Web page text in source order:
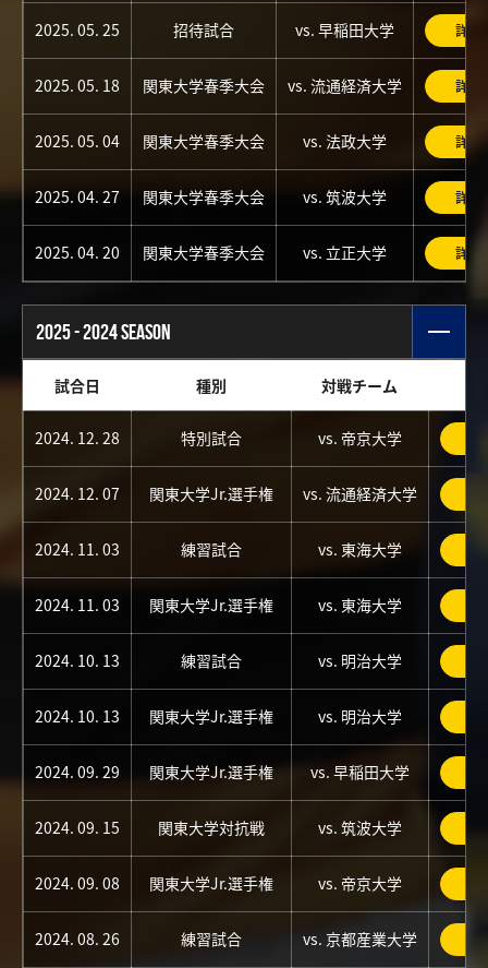
2025. 05. 25 招待試合 vs. 早稲田大学 詳細
2025. 05. 18 関東大学春季大会 vs. 流通経済大学 詳細
2025. 05. 04 関東大学春季大会 vs. 法政大学 詳細
2025. 04. 27 関東大学春季大会 vs. 筑波大学 詳細
2025. 04. 20 関東大学春季大会 vs. 立正大学 詳細
2025 - 2024 SEASON
試合日 種別 対戦チーム
2024. 12. 28 特別試合 vs. 帝京大学
2024. 12. 07 関東大学Jr.選手権 vs. 流通経済大学
2024. 11. 03 練習試合 vs. 東海大学
2024. 11. 03 関東大学Jr.選手権 vs. 東海大学
2024. 10. 13 練習試合 vs. 明治大学
2024. 10. 13 関東大学Jr.選手権 vs. 明治大学
2024. 09. 29 関東大学Jr.選手権 vs. 早稲田大学
2024. 09. 15 関東大学対抗戦 vs. 筑波大学
2024. 09. 08 関東大学Jr.選手権 vs. 帝京大学
2024. 08. 26 練習試合 vs. 京都産業大学